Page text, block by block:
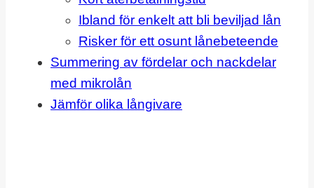
Ibland för enkelt att bli beviljad lån
Risker för ett osunt lånebeteende
Summering av fördelar och nackdelar
med mikrolån
Jämför olika långivare